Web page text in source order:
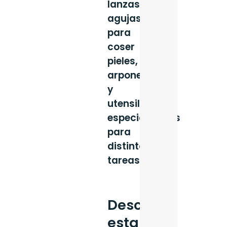
lanzas,
agujas
para
coser
pieles,
arpones
y
utensilios
especializados
para
distintas
tareas.
Descarga
esta